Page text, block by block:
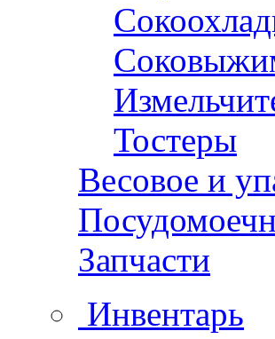
Тостеры
Весовое и
Запчасти
Инвентарь